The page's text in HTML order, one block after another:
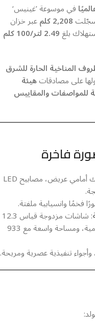
في موسوعة ’غينيس‘
2,208 كلم عبر خزان
بلغ2.49 لتر/100 كلم
المناخية الحارة للشرق
على مصادقاتهيئة
للمواصفات والمقاييس
فاخرة
يوازن بين الأناقة والجرأة: شبك أمامي عريض، مصابيح LED
فخمًا وانسيابية ملفتة.
: شاشات مزدوجة قياس 12.3
بوصة، مقاعد جلدية راقية، فتحة سقف بانورامية، ومساحة واسعة مع 933
، وأجواء تنفيذية عصرية ومريحة.